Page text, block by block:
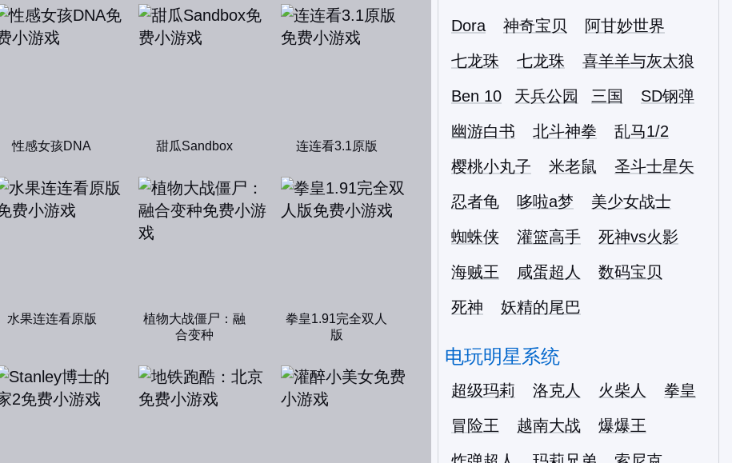
性感女孩DNA 甜瓜Sandbox 连连看3.1原版
水果连连看原版
植物大战僵尸：融
合变种
拳皇1.91完全双人
版
Dora
神奇宝贝
阿甘妙世界
七龙珠
七龙珠
喜羊羊与灰太狼
Ben 10
天兵公园 三国
SD钢弹
幽游白书
北斗神拳
乱马1/2
樱桃小丸子
米老鼠
圣斗士星矢
忍者龟
哆啦a梦
美少女战士
蜘蛛侠
灌篮高手
死神vs火影
海贼王
咸蛋超人
数码宝贝
死神
妖精的尾巴
电玩明星系统
超级玛莉 洛克人 火柴人
拳皇
冒险王
越南大战
爆爆王